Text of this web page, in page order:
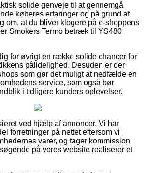
solide genveje til at gennemgå
køberes erfaringer og på grund af
om, at du bliver klogere på e-shoppens
Smokers Termo betræk til YS480
for øvrigt en række solide chancer for
pålidelighed. Desuden er der
som gør det muligt at nedfælde en
service, som også bør
i tidligere kunders oplevelser.
ved hjælp af annoncer. Vi har
forretninger på nettet eftersom vi
varer, og tager kommission
på vores website realiserer et